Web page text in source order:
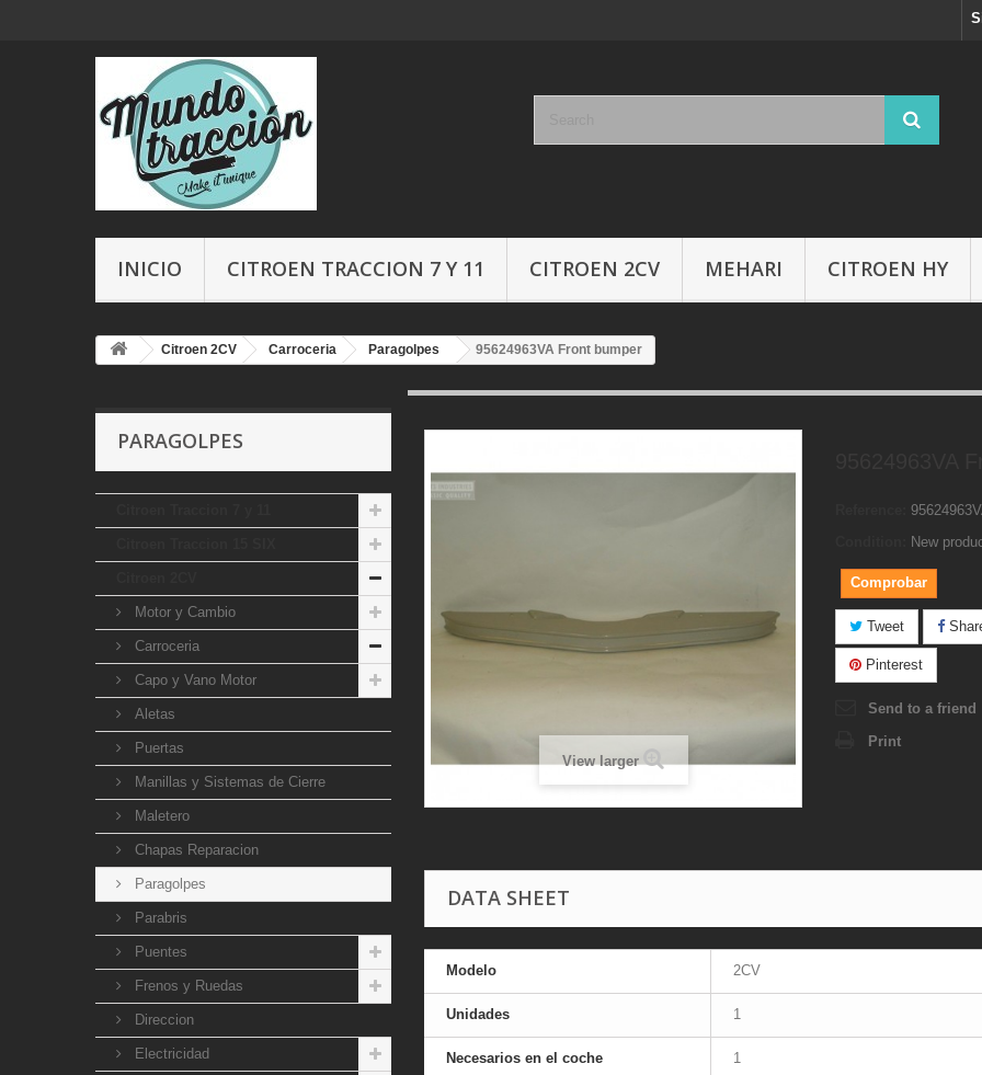
INICIO CITROEN TRACCION 7 Y 11 CITROEN 2CV MEHARI CITROEN HY
Citroen 2CV Carroceria Paragolpes 95624963VA Front bumper
PARAGOLPES
Motor y Cambio
Carroceria
Capo y Vano Motor
Aletas
Puertas
Manillas y Sistemas de Cierre
Maletero
Chapas Reparacion
Paragolpes
Parabris
Puentes
Frenos y Ruedas
Direccion
Electricidad
View larger
New
Comprobar
Tweet
Pinterest
Send to a friend
Print
DATA SHEET
Modelo 2CV
Unidades 1
Necesarios en el coche 1